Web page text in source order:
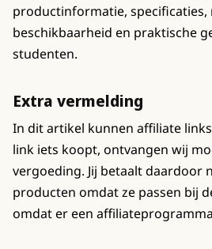
productinformatie, specificaties,
beschikbaarheid en praktische
studenten.
Extra vermelding
In dit artikel kunnen affiliate links
link iets koopt, ontvangen wij
vergoeding. Jij betaalt daardoor
producten omdat ze passen bij
omdat er een